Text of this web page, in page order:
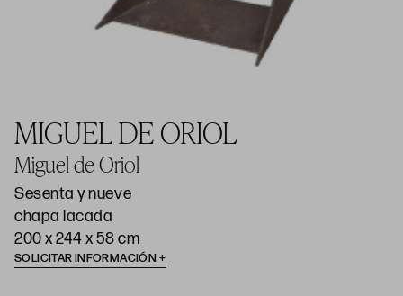
MIGUEL DE ORIOL
Miguel de Oriol
Sesenta y nueve
chapa lacada
200 x 244 x 58 cm
SOLICITAR INFORMACIÓN